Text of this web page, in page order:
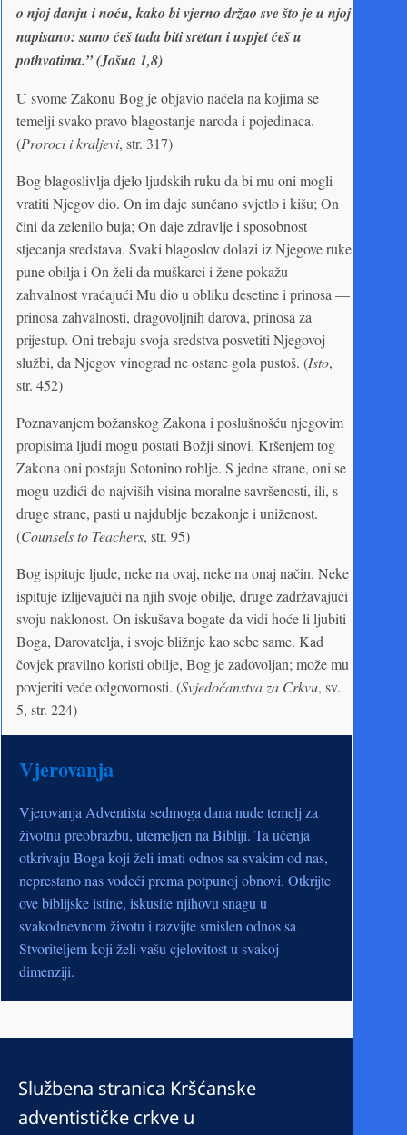
o njoj danju i noću, kako bi vjerno držao sve što je u njoj
napisano: samo ćeš tada biti sretan i uspjet ćeš u
pothvatima.” (Jošua 1,8)
U svome Zakonu Bog je objavio načela na kojima se
temelji svako pravo blagostanje naroda i pojedinaca.
(Proroci i kraljevi, str. 317)
Bog blagoslivlja djelo ljudskih ruku da bi mu oni mogli
vratiti Njegov dio. On im daje sunčano svjetlo i kišu; On
čini da zelenilo buja; On daje zdravlje i sposobnost
stjecanja sredstava. Svaki blagoslov dolazi iz Njegove ruke
pune obilja i On želi da muškarci i žene pokažu
zahvalnost vraćajući Mu dio u obliku desetine i prinosa —
prinosa zahvalnosti, dragovoljnih darova, prinosa za
prijestup. Oni trebaju svoja sredstva posvetiti Njegovoj
službi, da Njegov vinograd ne ostane gola pustoš. (Isto,
str. 452)
Poznavanjem božanskog Zakona i poslušnošću njegovim
propisima ljudi mogu postati Božji sinovi. Kršenjem tog
Zakona oni postaju Sotonino roblje. S jedne strane, oni se
mogu uzdići do najviših visina moralne savršenosti, ili, s
druge strane, pasti u najdublje bezakonje i uniženost.
(Counsels to Teachers, str. 95)
Bog ispituje ljude, neke na ovaj, neke na onaj način. Neke
ispituje izlijevajući na njih svoje obilje, druge zadržavajući
svoju naklonost. On iskušava bogate da vidi hoće li ljubiti
Boga, Darovatelja, i svoje bližnje kao sebe same. Kad
čovjek pravilno koristi obilje, Bog je zadovoljan; može mu
povjeriti veće odgovornosti. (Svjedočanstva za Crkvu, sv.
5, str. 224)
Vjerovanja
Vjerovanja Adventista sedmoga dana nude temelj za
životnu preobrazbu, utemeljen na Bibliji. Ta učenja
otkrivaju Boga koji želi imati odnos sa svakim od nas,
neprestano nas vodeći prema potpunoj obnovi. Otkrijte
ove biblijske istine, iskusite njihovu snagu u
svakodnevnom životu i razvijte smislen odnos sa
Stvoriteljem koji želi vašu cjelovitost u svakoj
dimenziji.
Službena stranica Kršćanske
adventističke crkve u